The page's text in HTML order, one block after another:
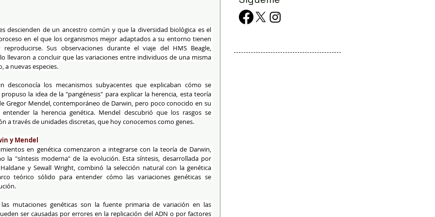
descienden de un ancestro común y que la diversidad biológica es el
en el que los organismos mejor adaptados a su entorno tienen
Sus observaciones durante el viaje del HMS Beagle,
llevaron a concluir que las variaciones entre individuos de una misma
a nuevas especies.
desconocía los mecanismos subyacentes que explicaban cómo se
la idea de la "pangénesis" para explicar la herencia, esta teoría
Gregor Mendel, contemporáneo de Darwin, pero poco conocido en su
la herencia genética. Mendel descubrió que los rasgos se
a través de unidades discretas, que hoy conocemos como genes.
y Mendel
en genética comenzaron a integrarse con la teoría de Darwin,
la "síntesis moderna" de la evolución. Esta síntesis, desarrollada por
y Sewall Wright, combinó la selección natural con la genética
teórico sólido para entender cómo las variaciones genéticas se
mutaciones genéticas son la fuente primaria de variación en las
ser causadas por errores en la replicación del ADN o por factores